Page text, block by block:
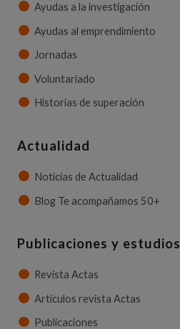
Ayudas a la investigación
Ayudas al emprendimiento
Jornadas
Voluntariado
Historias de superación
Actualidad
Noticias de Actualidad
Blog Te acompañamos 50+
Publicaciones y estudios
Revista Actas
Artículos revista Actas
Publicaciones